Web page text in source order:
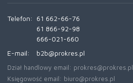
Telefon:
61 662-66-76
61 866-92-98
666-021-660
E-mail:
b2b@prokres.pl
Dział handlowy email: prokres@prokres.pl
Księgowość email: biuro@prokres.pl